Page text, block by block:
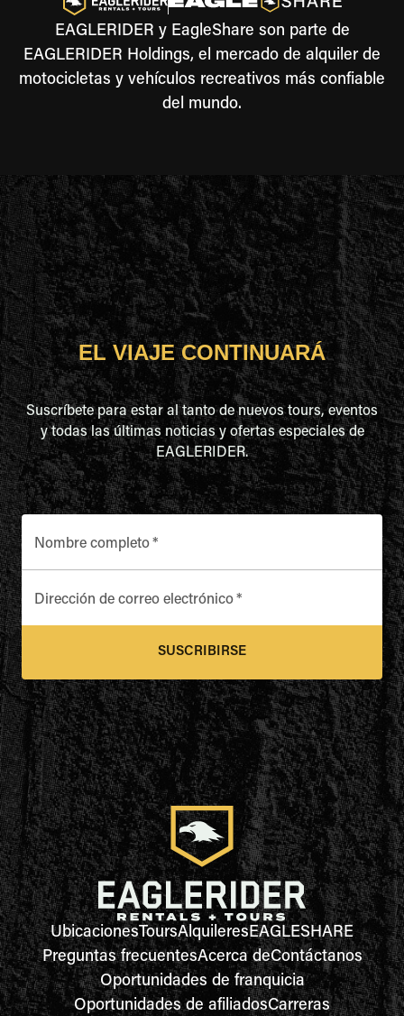
EAGLERIDER y EagleShare son parte de
EAGLERIDER Holdings, el mercado de alquiler de
motocicletas y vehículos recreativos más confiable
del mundo.
EL VIAJE CONTINUARÁ
Suscríbete para estar al tanto de nuevos tours, eventos
y todas las últimas noticias y ofertas especiales de
EAGLERIDER.
Nombre completo*
Dirección de correo electrónico*
SUSCRIBIRSE
UbicacionesToursAlquileresEAGLESHARE
Preguntas frecuentesAcerca deContáctanos
Oportunidades de franquicia
Oportunidades de afiliadosCarreras